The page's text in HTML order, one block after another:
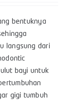
bentuknya
langsung dari
bayi untuk
gigi tumbuh